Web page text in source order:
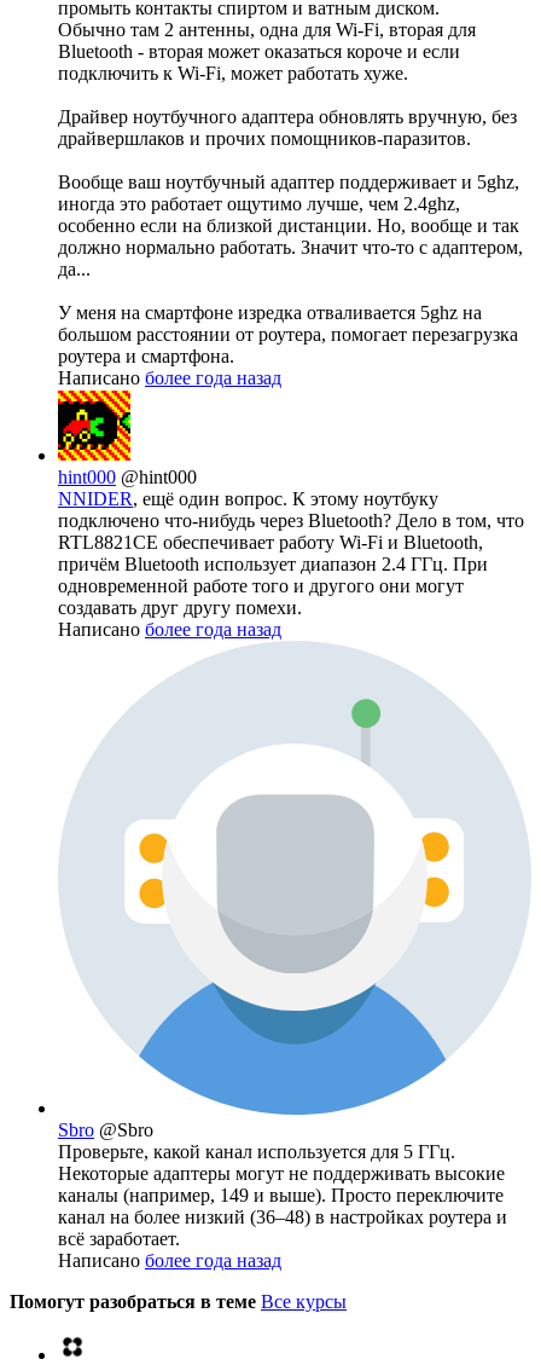
промыть контакты спиртом и ватным диском.
Обычно там 2 антенны, одна для Wi-Fi, вторая для
Bluetooth - вторая может оказаться короче и если
подключить к Wi-Fi, может работать хуже.
Драйвер ноутбучного адаптера обновлять вручную, без
драйвершлаков и прочих помощников-паразитов.
Вообще ваш ноутбучный адаптер поддерживает и 5ghz,
иногда это работает ощутимо лучше, чем 2.4ghz,
особенно если на близкой дистанции. Но, вообще и так
должно нормально работать. Значит что-то с адаптером,
да...
У меня на смартфоне изредка отваливается 5ghz на
большом расстоянии от роутера, помогает перезагрузка
роутера и смартфона.
Написано более года назад
hint000 @hint000
NNIDER, ещё один вопрос. К этому ноутбуку
подключено что-нибудь через Bluetooth? Дело в том, что
RTL8821CE обеспечивает работу Wi-Fi и Bluetooth,
причём Bluetooth использует диапазон 2.4 ГГц. При
одновременной работе того и другого они могут
создавать друг другу помехи.
Написано более года назад
Sbro @Sbro
Проверьте, какой канал используется для 5 ГГц.
Некоторые адаптеры могут не поддерживать высокие
каналы (например, 149 и выше). Просто переключите
канал на более низкий (36–48) в настройках роутера и
всё заработает.
Написано более года назад
Помогут разобраться в теме Все курсы